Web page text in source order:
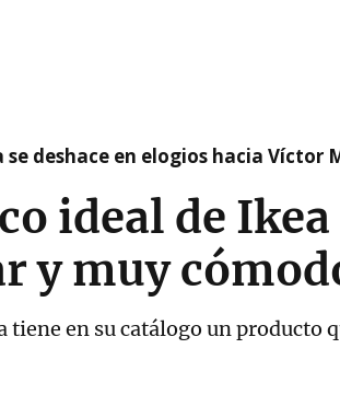
se deshace en elogios hacia Víctor
ideal de
y muy
tiene en su catálogo un producto